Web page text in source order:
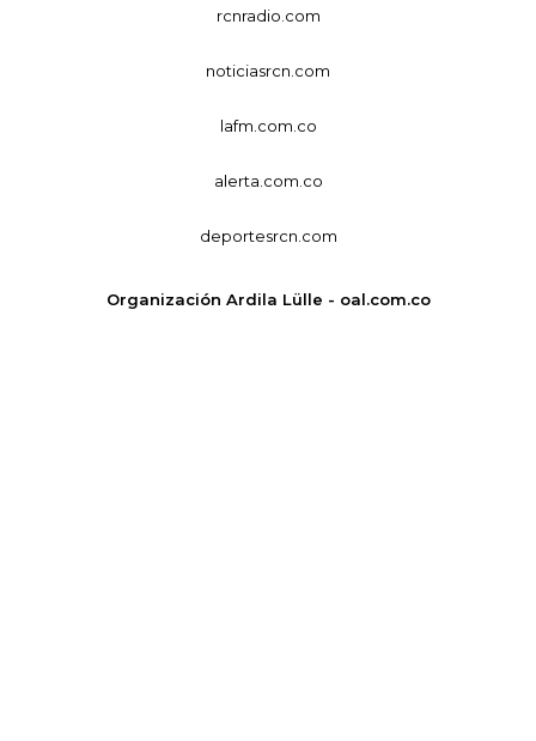
rcnradio.com
noticiasrcn.com
lafm.com.co
alerta.com.co
deportesrcn.com
Organización Ardila Lülle - oal.com.co